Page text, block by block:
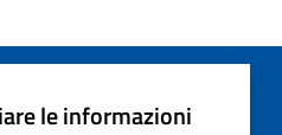
le informazioni